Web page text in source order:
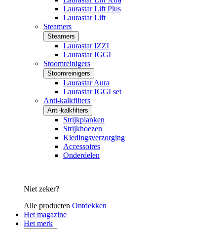
Laurastar Lift Plus
Laurastar Lift
Steamers
Steamers
Laurastar IZZI
Laurastar IGGI
Stoomreinigers
Stoomreinigers
Laurastar Aura
Laurastar IGGI set
Anti-kalkfilters
Anti-kalkfilters
Strijkplanken
Strijkhoezen
Kledingsverzorging
Accessoires
Onderdelen
Niet zeker?
Alle producten Ontdekken
Het magazine
Het merk